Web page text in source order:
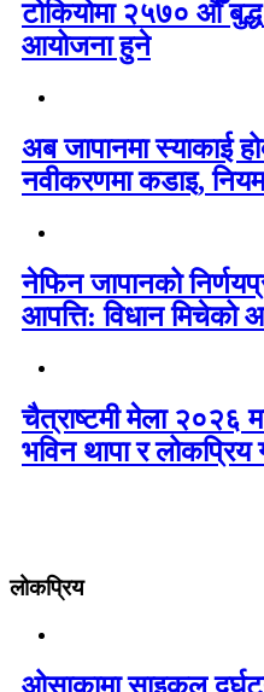
टोकियोमा २५७० औँ
आयोजना हुने
अब जापानमा स्याकाई
नवीकरणमा कडाइ,
नेफिन जापानको
आपत्ति: विधान मिचेको
चैत्राष्टमी मेला २०२६
भविन थापा र
लोकप्रिय